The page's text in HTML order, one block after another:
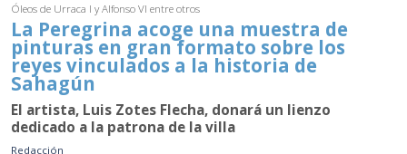
Óleos de Urraca I y Alfonso VI entre otros
La Peregrina acoge una muestra de
pinturas en gran formato sobre los
reyes vinculados a la historia de
Sahagún
El artista, Luis Zotes Flecha, donará un lienzo
dedicado a la patrona de la villa
Redacción